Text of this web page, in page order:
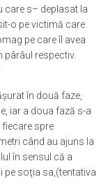
care s– deplasat la
o pe victimă care
pe care îl avea
pârâul respectiv.
în două faze,
iar a doua fază s-a
fiecare spre
când au ajuns la
în sensul că a
pe soţia sa,(tentativa